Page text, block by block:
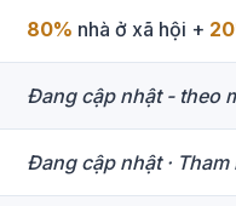
80% nhà ở xã hội +
Đang cập nhật - theo
Đang cập nhật ·